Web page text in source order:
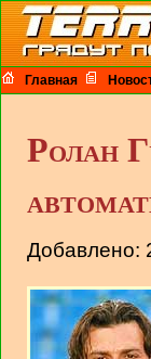
Главная
Ролан
Добавлено: